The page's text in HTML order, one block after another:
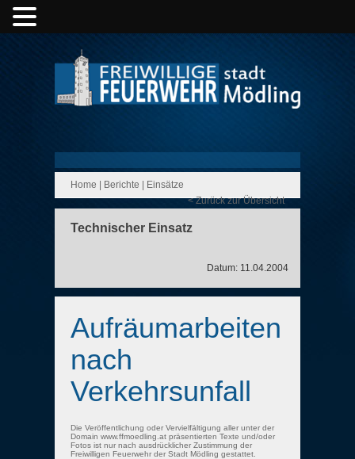
Home Berichte
Einsätze
< Zurück zur Übersicht
Technischer Einsatz
Datum: 11.04.2004
Aufräumarbeiten
nach
Verkehrsunfall
Die Veröffentlichung oder Vervielfältigung aller unter der
Domain www.ffmoedling.at präsentierten Texte und/oder
Fotos ist nur nach ausdrücklicher Zustimmung der
Freiwilligen Feuerwehr der Stadt Mödling gestattet.